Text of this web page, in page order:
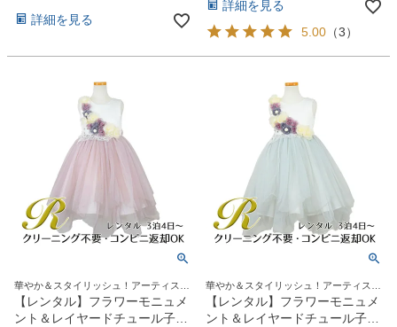
詳細を見る
詳細を見る
5.00 （3）
華やか＆スタイリッシュ！アーティステ
ィックなエアリードレス
【レンタル】フラワーモニュメ
ント＆レイヤードチュール子供
華やか＆スタイリッシュ！アーティステ
ィックなエアリードレス
【レンタル】フラワーモニュメ
ント＆レイヤードチュール子供